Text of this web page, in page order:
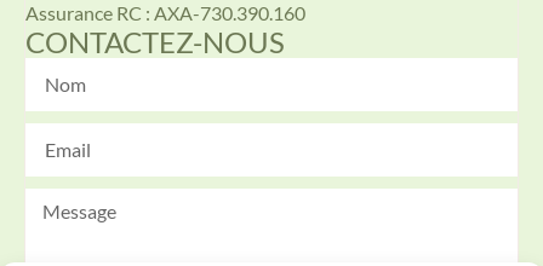
Assurance RC : AXA-730.390.160
CONTACTEZ-NOUS